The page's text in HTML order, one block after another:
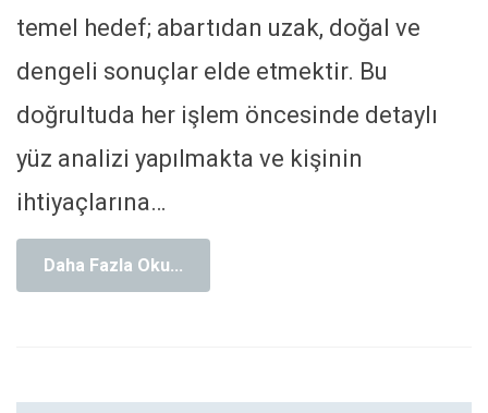
temel hedef; abartıdan uzak, doğal ve
dengeli sonuçlar elde etmektir. Bu
doğrultuda her işlem öncesinde detaylı
yüz analizi yapılmakta ve kişinin
ihtiyaçlarına…
Daha Fazla Oku...